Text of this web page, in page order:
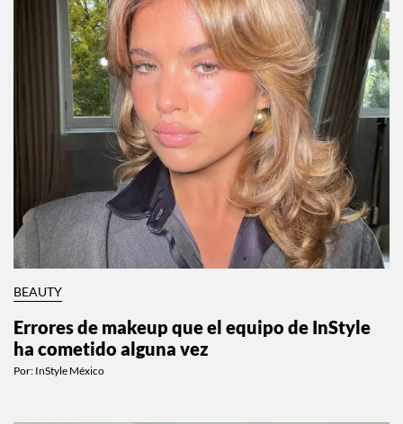
BEAUTY
Errores de makeup que el equipo de InStyle
ha cometido alguna vez
Por: InStyle México